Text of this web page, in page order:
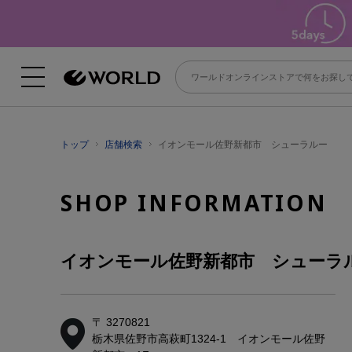
トップ 店舗検索 イオンモール佐野新都市 シューラルー
SHOP INFORMATION
イオンモール佐野新都市 シューラ
〒 3270821
栃木県佐野市高萩町1324-1 イオンモール佐野